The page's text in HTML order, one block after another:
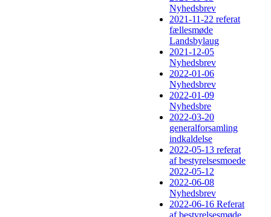
Nyhedsbrev
2021-11-22 referat
fællesmøde
Landsbylaug
2021-12-05
Nyhedsbrev
2022-01-06
Nyhedsbrev
2022-01-09
Nyhedsbre
2022-03-20
generalforsamling
indkaldelse
2022-05-13 referat
af bestyrelsesmoede
2022-05-12
2022-06-08
Nyhedsbrev
2022-06-16 Referat
af bestyrelsesmøde